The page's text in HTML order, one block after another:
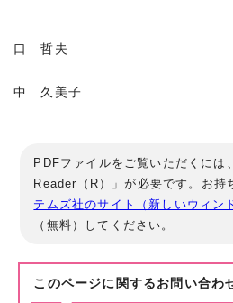
会
口 哲夫
署名
中 久美子
PDFファイルをご覧いただくには
Reader（R）」が必要です。お持
テムズ社のサイト（新しいウィン
（無料）してください。
このページに関する お問い合わ